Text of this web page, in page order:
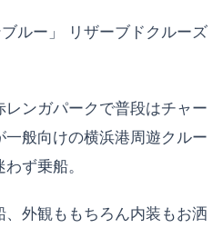
ルー」 リザーブドクルーズ
ンガパークで普段はチャー
般向けの横浜港周遊クルー
ず乗船。
外観ももちろん内装もお洒